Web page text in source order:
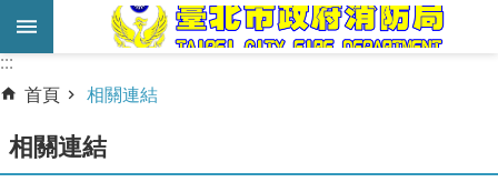
跳到主要內容區塊
進
搜
尋
:::
:::
首頁
相關連結
相關連結